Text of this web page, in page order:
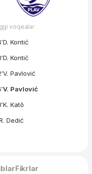
voqealar
D. Kontić
D. Kontić
V. Pavlović
V. Pavlović
K. Katō
Dedić
Fikrlar